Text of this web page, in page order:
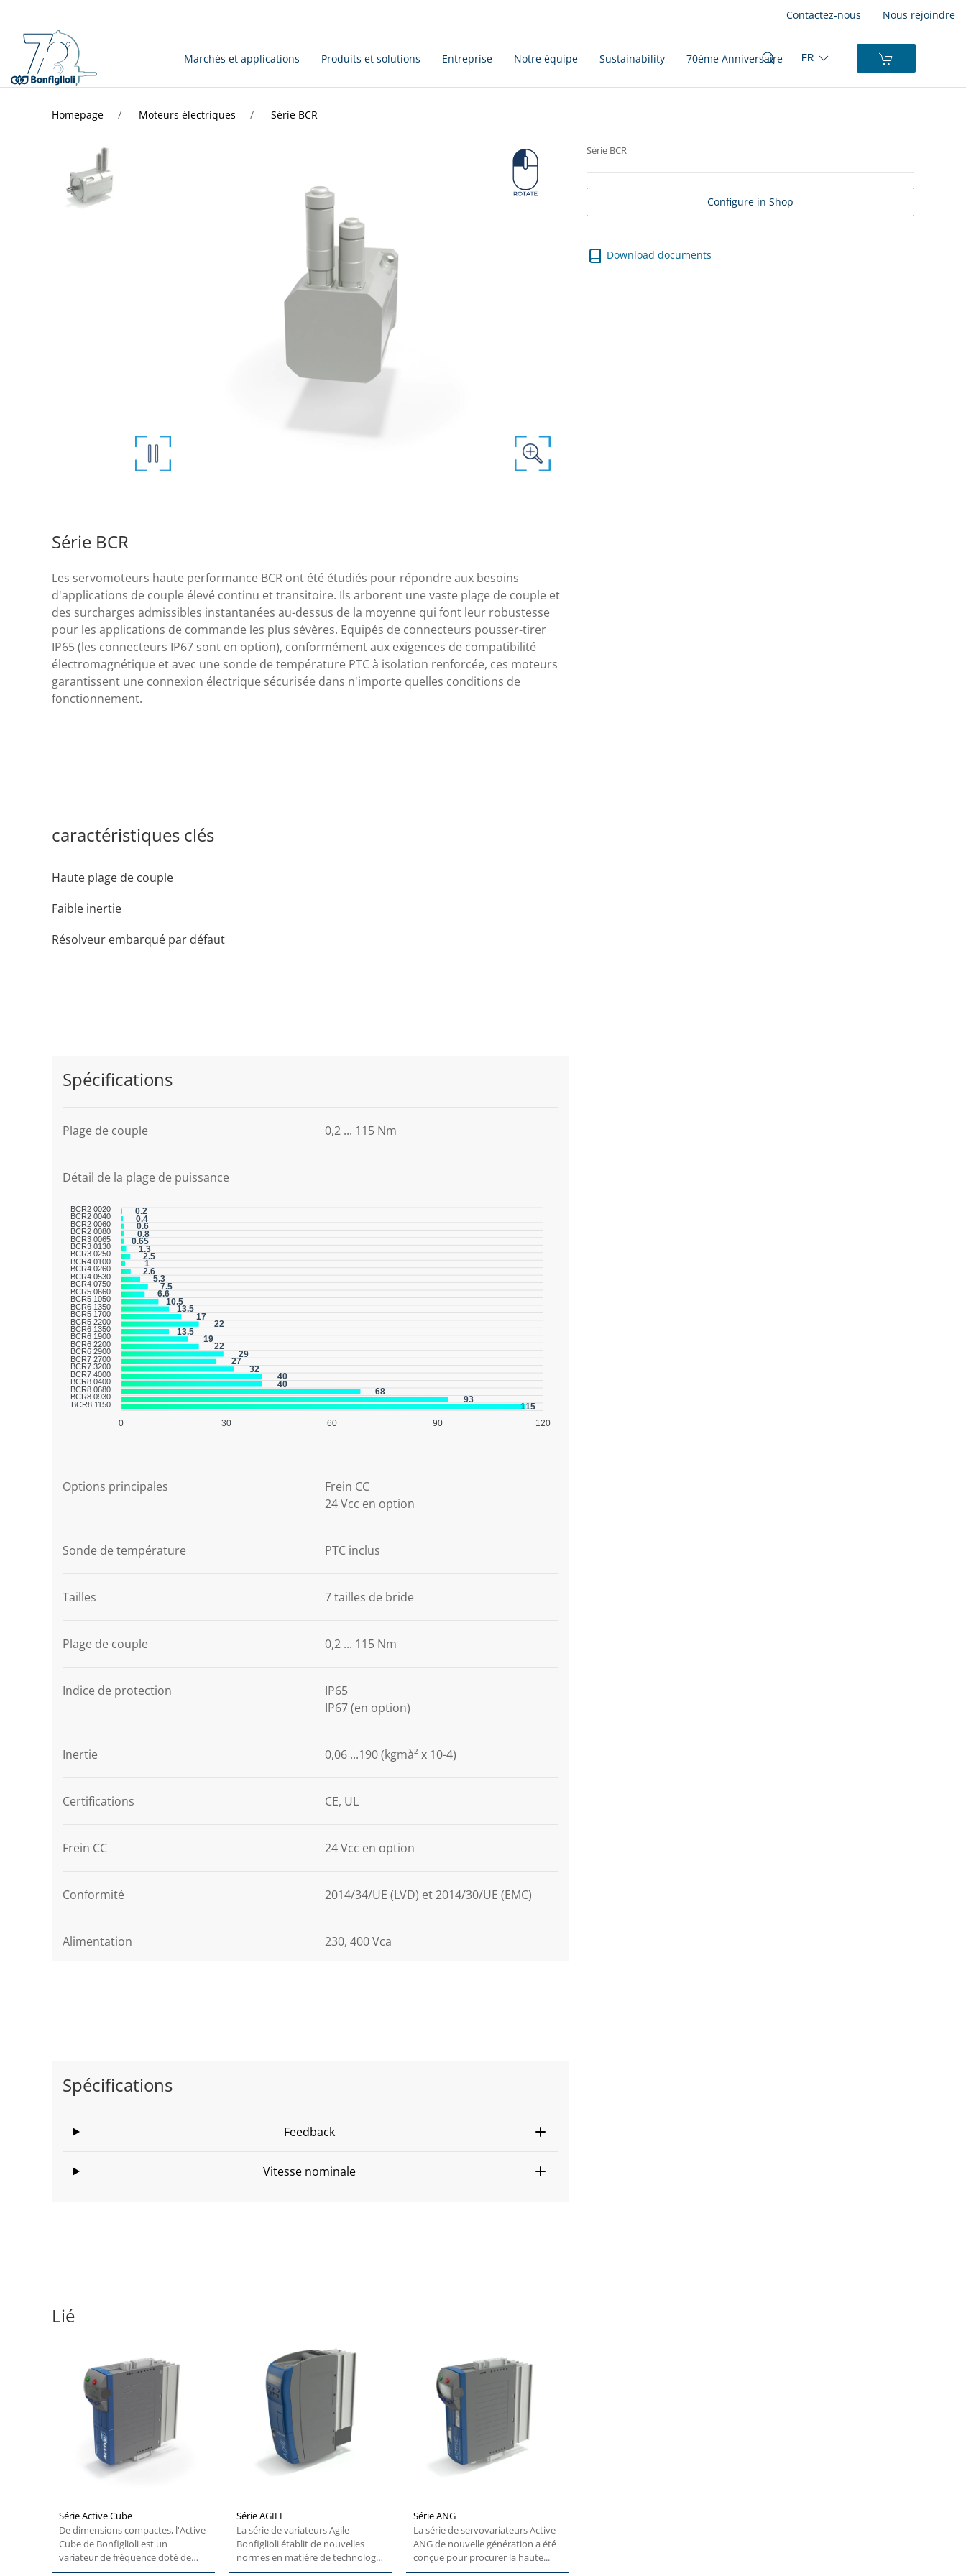
Contactez-nous Nous rejoindre
Marchés et applications Produits et solutions Entreprise Notre équipe Sustainability 70ème Anniversaire FR
Homepage Moteurs électriques Série BCR
Série BCR
Configure in Shop
Download documents
Série BCR
Les servomoteurs haute performance BCR ont été étudiés pour répondre aux besoins
d'applications de couple élevé continu et transitoire. Ils arborent une vaste plage de couple et
des surcharges admissibles instantanées au-dessus de la moyenne qui font leur robustesse
pour les applications de commande les plus sévères. Equipés de connecteurs pousser-tirer
IP65 (les connecteurs IP67 sont en option), conformément aux exigences de compatibilité
électromagnétique et avec une sonde de température PTC à isolation renforcée, ces moteurs
garantissent une connexion électrique sécurisée dans n'importe quelles conditions de
fonctionnement.
caractéristiques clés
Haute plage de couple
Faible inertie
Résolveur embarqué par défaut
Spécifications
Plage de couple 0,2 ... 115 Nm
Détail de la plage de puissance
BCR2 0020
BCR2 0040
BCR2 0060
BCR2 0080
BCR3 0065
BCR3 0130
BCR3 0250
BCR4 0100
BCR4 0260
BCR4 0530
BCR4 0750
BCR5 0660
BCR5 1050
BCR6 1350
BCR5 1700
BCR5 2200
BCR6 1350
BCR6 1900
BCR6 2200
BCR6 2900
BCR7 2700
BCR7 3200
BCR7 4000
BCR8 0400
BCR8 0680
BCR8 0930
BCR8 1150
120
90
60
30
0
0.2
0.4
0.6
0.8
0.65
1.3
2.5
1
2.6
5.3
7.5
6.6
10.5
13.5
17
22
13.5
19
22
29
27
32
40
40
68
93
115
Options principales
Frein CC
24 Vcc en option
Sonde de température PTC inclus
Tailles 7 tailles de bride
Plage de couple 0,2 ... 115 Nm
Indice de protection
IP65
IP67 (en option)
Inertie 0,06 ...190 (kgmà² x 10-4)
Certifications CE, UL
Frein CC 24 Vcc en option
Conformité 2014/34/UE (LVD) et 2014/30/UE (EMC)
Alimentation 230, 400 Vca
Spécifications
Feedback
Vitesse nominale
Lié
Série Active Cube
De dimensions compactes, l'Active
Cube de Bonfiglioli est un
variateur de fréquence doté de
flexibilité....
Série AGILE
La série de variateurs Agile
Bonfiglioli établit de nouvelles
normes en matière de technologie
pour...
Série ANG
La série de servovariateurs Active
ANG de nouvelle génération a été
conçue pour procurer la haute...